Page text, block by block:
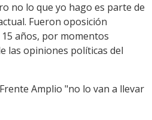
no lo que yo hago es parte de
Fueron oposición
años, por momentos
las opiniones políticas del
Amplio "no lo van a llevar